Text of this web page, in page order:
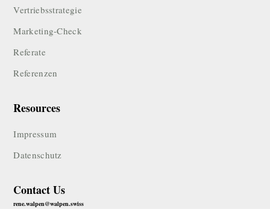
Vertriebsstrategie
Marketing-Check
Referate
Referenzen
Resources
Impressum
Datenschutz
Contact Us
rene.walpen@walpen.swiss